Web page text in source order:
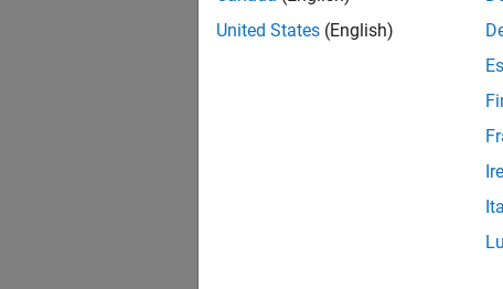
United States (English)